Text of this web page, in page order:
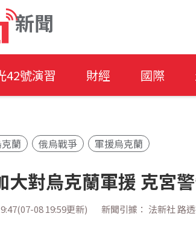
新聞
42號演習 財經 國際
蘭
俄烏戰爭 軍援烏克蘭
大對烏克蘭軍援 克宮
08 19:59更新) 新聞引據： 法新社 路